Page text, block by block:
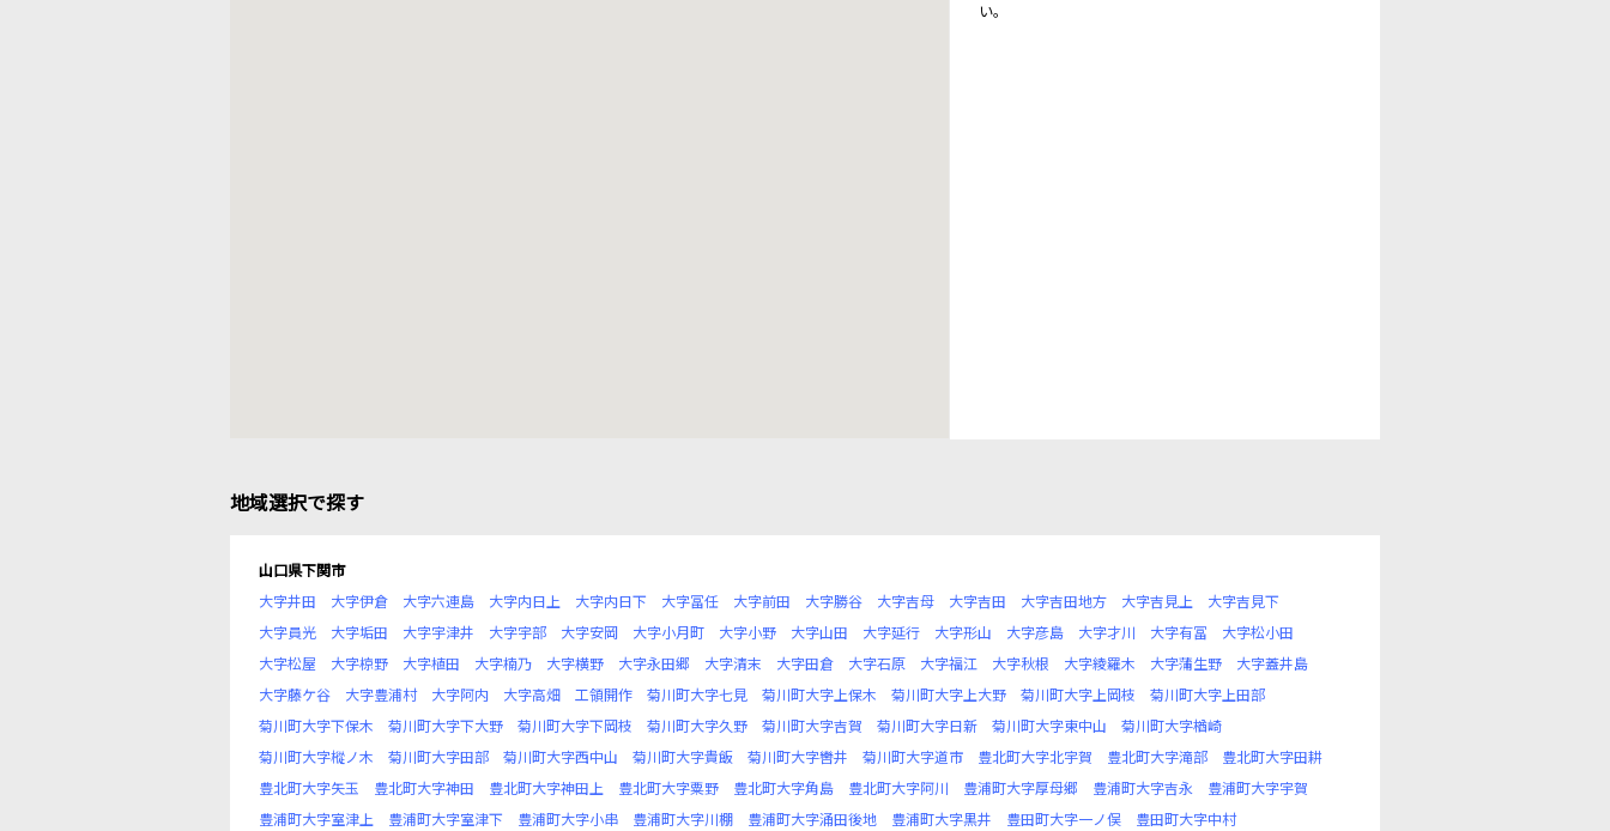
い。
地域選択で探す
山口県下関市
大字井田
大字伊倉 大字六連島 大字内日上 大字内日下 大字冨任 大字前田 大字勝谷 大字吉母 大字吉田 大字吉田地方 大字吉見上
大字吉見下
大字員光
大字垢田 大字宇津井 大字宇部 大字安岡 大字小月町 大字小野 大字山田 大字延行 大字形山 大字彦島 大字才川 大字有冨
大字松小田
大字松屋
大字椋野 大字植田 大字楠乃 大字横野 大字永田郷 大字清末 大字田倉 大字石原 大字福江 大字秋根 大字綾羅木 大字蒲生野
大字蓋井島
大字藤ケ谷
大字豊浦村 大字阿内 大字高畑 工領開作 菊川町大字七見 菊川町大字上保木 菊川町大字上大野 菊川町大字上岡枝
菊川町大字上田部
菊川町大字下保木
菊川町大字下大野 菊川町大字下岡枝 菊川町大字久野 菊川町大字吉賀 菊川町大字日新 菊川町大字東中山
菊川町大字楢崎
菊川町大字樅ノ木
菊川町大字田部 菊川町大字西中山 菊川町大字貴飯 菊川町大字轡井 菊川町大字道市 豊北町大字北宇賀 豊北町大字滝部
豊北町大字田耕
豊北町大字矢玉
豊北町大字神田 豊北町大字神田上 豊北町大字粟野 豊北町大字角島 豊北町大字阿川 豊浦町大字厚母郷 豊浦町大字吉永
豊浦町大字宇賀
豊浦町大字室津上
豊浦町大字室津下 豊浦町大字小串 豊浦町大字川棚 豊浦町大字涌田後地 豊浦町大字黒井 豊田町大字一ノ俣
豊田町大字中村